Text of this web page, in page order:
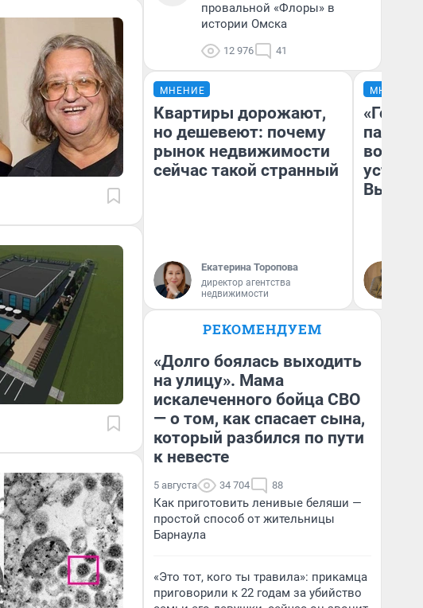
провальной «Флоры» в
истории Омска
12 976 41
МНЕНИЕ
Квартиры дорожают,
но дешевеют: почему
рынок недвижимости
сейчас такой странный
Екатерина Торопова
директор агентства
недвижимости
МНЕНИЕ
РЕКОМЕНДУЕМ
«Долго боялась выходить
на улицу». Мама
искалеченного бойца СВО
— о том, как спасает сына,
который разбился по пути
к невесте
5 августа 34 704 88
Как приготовить ленивые беляши —
простой способ от жительницы
Барнаула
«Это тот, кого ты травила»: прикамца
приговорили к 22 годам за убийство